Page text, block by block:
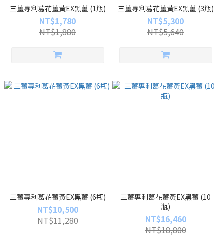
三薑專利葛花薑黃EX黑薑 (1瓶)
NT$1,780
NT$1,880
三薑專利葛花薑黃EX黑薑 (3瓶)
NT$5,300
NT$5,640
三薑專利葛花薑黃EX黑薑 (6瓶)
NT$10,500
NT$11,280
三薑專利葛花薑黃EX黑薑 (10
瓶)
NT$16,460
NT$18,800